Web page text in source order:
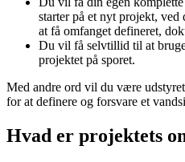
starter på et nyt projekt,
at få omfanget defineret,
Du vil få selvtillid til at
projektet på sporet.
Med andre ord vil du være
for at definere og forsvare et
Hvad er projektets